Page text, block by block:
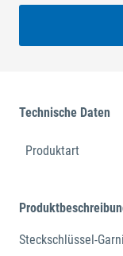
Technische Daten
Produktart
Steckschlüssel-